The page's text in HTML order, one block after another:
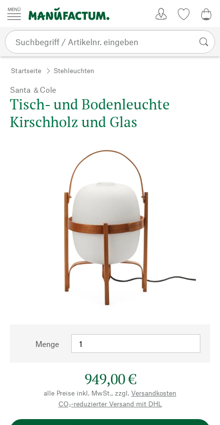
Zum Inhalt springen
Startseite Stehleuchten
Santa ＆Cole
Tisch- und Bodenleuchte
Kirschholz und Glas
Menge
949,00 €
alle Preise inkl. MwSt., zzgl. Versandkosten
CO₂-reduzierter Versand mit DHL